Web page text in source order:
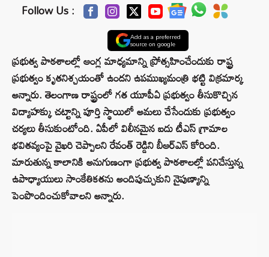
Follow Us :
Add as a preferred
source on google
ప్రభుత్వ పాఠశాలల్లో ఆంగ్ల మాధ్యమాన్ని ప్రోత్సహించేందుకు రాష్ట్ర
ప్రభుత్వం కృతనిశ్చయంతో ఉందని ఉపముఖ్యమంత్రి భట్టి విక్రమార్క
అన్నారు. తెలంగాణ రాష్ట్రంలో గత యూపీఏ ప్రభుత్వం తీసుకొచ్చిన
విద్యాహక్కు చట్టాన్ని పూర్తి స్థాయిలో అమలు చేసేందుకు ప్రభుత్వం
చర్యలు తీసుకుంటోంది. ఏపీలో విలీనమైన ఐదు టీఎస్ గ్రామాల
భవితవ్యంపై వైఖరి చెప్పాలని రేవంత్ రెడ్డిని బీఆర్ఎస్ కోరింది.
మారుతున్న కాలానికి అనుగుణంగా ప్రభుత్వ పాఠశాలల్లో పనిచేస్తున్న
ఉపాధ్యాయులు సాంకేతికతను అందిపుచ్చుకుని నైపుణ్యాన్ని
పెంపొందించుకోవాలని అన్నారు.